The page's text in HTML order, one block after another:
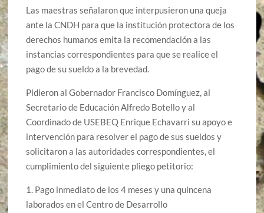
Las maestras señalaron que interpusieron una queja
ante la CNDH para que la institución protectora de los
derechos humanos emita la recomendación a las
instancias correspondientes para que se realice el
pago de su sueldo a la brevedad.
Pidieron al Gobernador Francisco Domínguez, al
Secretario de Educación Alfredo Botello y al
Coordinado de USEBEQ Enrique Echavarri su apoyo e
intervención para resolver el pago de sus sueldos y
solicitaron a las autoridades correspondientes, el
cumplimiento del siguiente pliego petitorio:
1. Pago inmediato de los 4 meses y una quincena
laborados en el Centro de Desarrollo